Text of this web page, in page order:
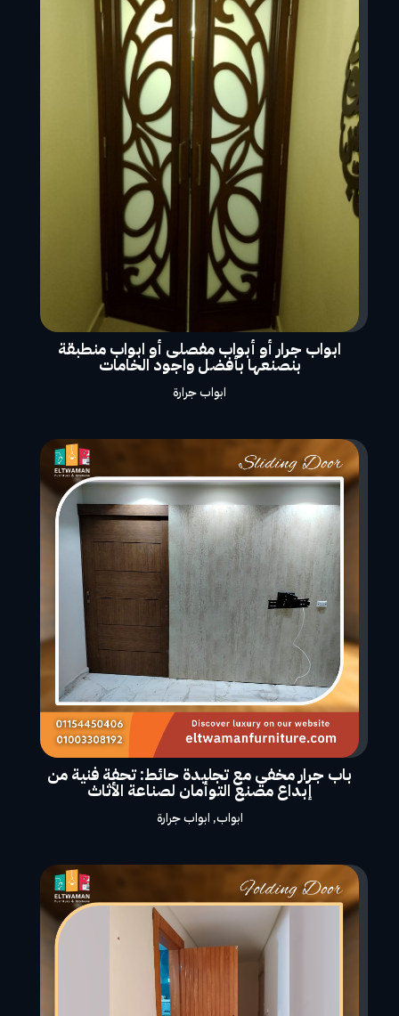
ابواب جرار أو أبواب مفصلى أو ابواب منطبقة
بنصنعها بأفضل واجود الخامات
ابواب جرارة
باب جرار مخفي مع تجليدة حائط: تحفة فنية من
إبداع مصنع التوأمان لصناعة الأثاث
ابواب, ابواب جرارة